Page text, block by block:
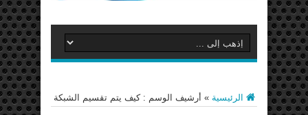
الرئيسية » أرشيف الوسم : كيف يتم تقسيم الشبكة